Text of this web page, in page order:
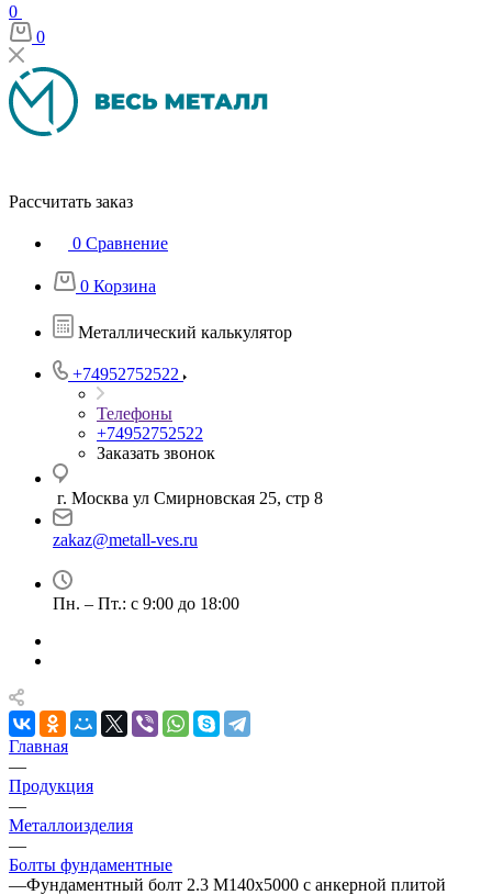
0
0
Рассчитать заказ
0 Сравнение
0 Корзина
Металлический калькулятор
+74952752522
Телефоны
+74952752522
Заказать звонок
г. Москва ул Смирновская 25, стр 8
zakaz@metall-ves.ru
Пн. – Пт.: с 9:00 до 18:00
Главная
—
Продукция
—
Металлоизделия
—
Болты фундаментные
—Фундаментный болт 2.3 М140х5000 с анкерной плитой